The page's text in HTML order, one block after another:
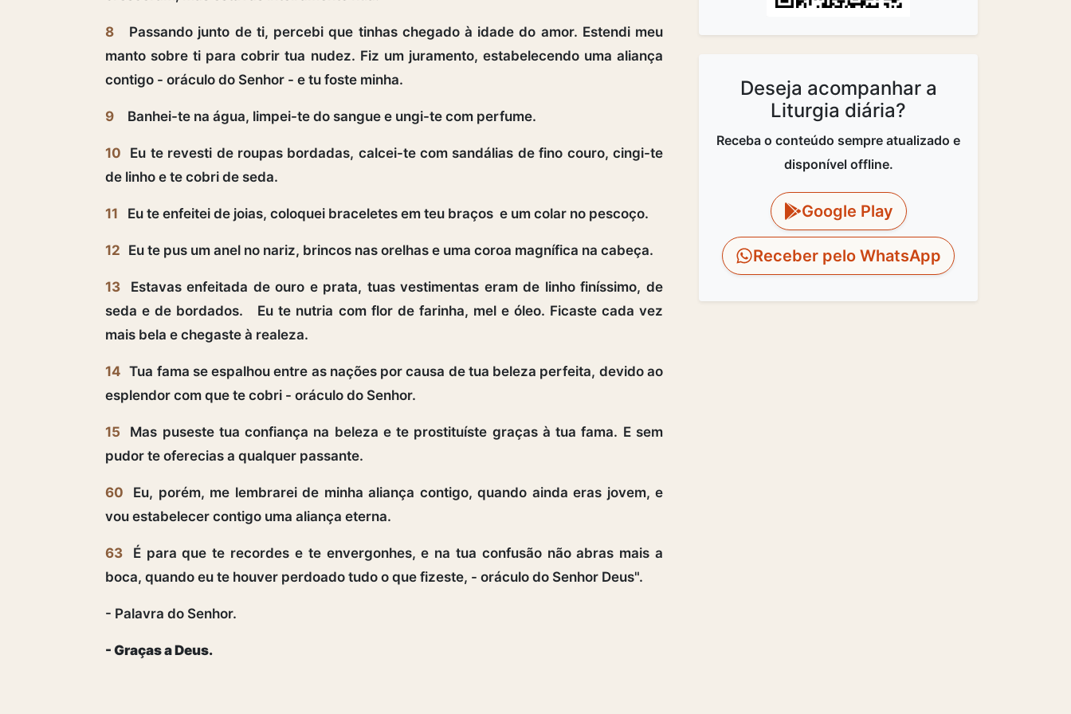
8
Passando junto de ti, percebi que tinhas chegado à idade do amor. Estendi meu
manto sobre ti para cobrir tua nudez. Fiz um juramento, estabelecendo uma aliança
contigo - oráculo do Senhor - e tu foste minha.
9 Banhei-te na água, limpei-te do sangue e ungi-te com perfume.
10
Eu te revesti de roupas bordadas, calcei-te com sandálias de fino couro, cingi-te
de linho e te cobri de seda.
11 Eu te enfeitei de joias, coloquei braceletes em teu braços e um colar no pescoço.
12 Eu te pus um anel no nariz, brincos nas orelhas e uma coroa magnífica na cabeça.
13
Estavas enfeitada de ouro e prata, tuas vestimentas eram de linho finíssimo, de
seda e de bordados. Eu te nutria com flor de farinha, mel e óleo. Ficaste cada vez
mais bela e chegaste à realeza.
14 Tua fama se espalhou entre as nações por causa de tua beleza perfeita, devido ao
esplendor com que te cobri - oráculo do Senhor.
15
Mas puseste tua confiança na beleza e te prostituíste graças à tua fama. E sem
pudor te oferecias a qualquer passante.
60
Eu, porém, me lembrarei de minha aliança contigo, quando ainda eras jovem, e
vou estabelecer contigo uma aliança eterna.
63
É para que te recordes e te envergonhes, e na tua confusão não abras mais a
boca, quando eu te houver perdoado tudo o que fizeste, - oráculo do Senhor Deus".
- Palavra do Senhor.
- Graças a Deus.
Deseja acompanhar a
Liturgia diária?
Receba o conteúdo sempre atualizado e
disponível offline.
Google Play
Receber pelo WhatsApp